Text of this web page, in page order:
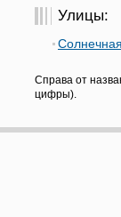
Улицы:
Справа от
цифры).